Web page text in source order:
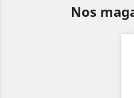
Nos